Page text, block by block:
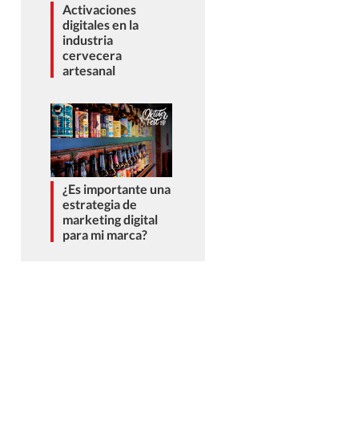
Activaciones
digitales en la
industria
cervecera
artesanal
¿Es importante una
estrategia de
marketing digital
para mi marca?